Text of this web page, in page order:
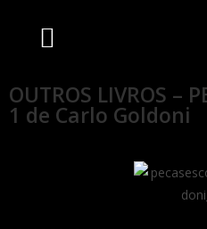
OUTROS LIVROS –
1 de Carlo Goldoni